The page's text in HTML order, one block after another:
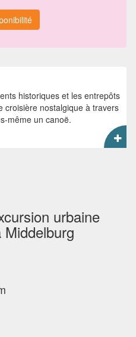
historiques et les entrepôts
croisière nostalgique à travers
même un canoë.
urbaine